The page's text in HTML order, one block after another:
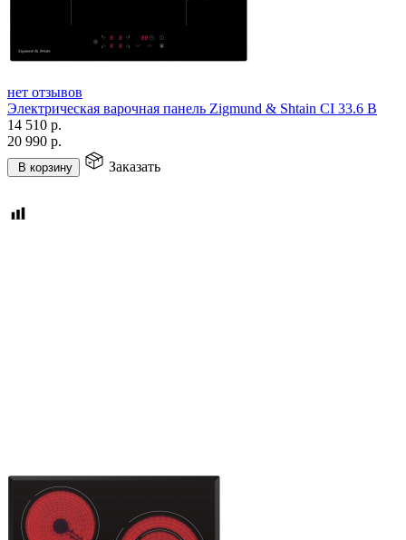
нет отзывов
Электрическая варочная панель Zigmund & Shtain CI 33.6 B
14 510 р.
20 990 р.
В корзину Заказать